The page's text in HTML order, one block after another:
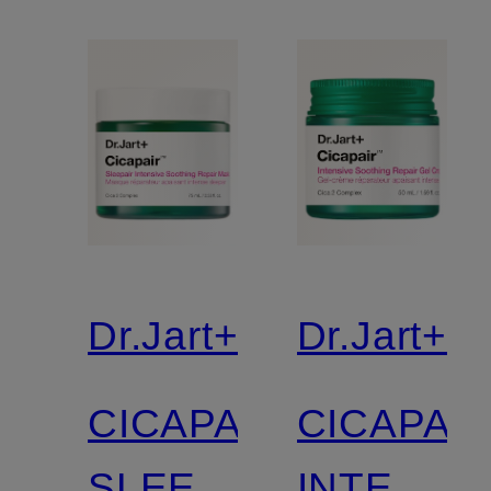
Dr.Jart+
CICAPAIR
Dr.Jart+